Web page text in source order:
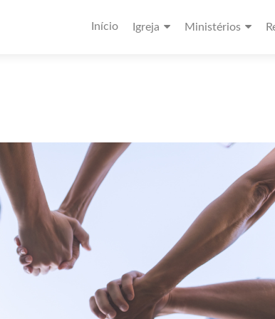
Início Igreja Ministérios